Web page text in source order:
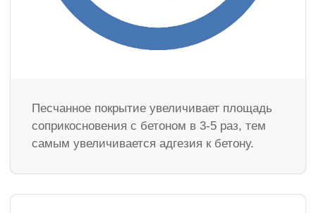
Песчанное покрытие увеличивает площадь
соприкосновения с бетоном в 3-5 раз, тем
самым увеличивается адгезия к бетону.